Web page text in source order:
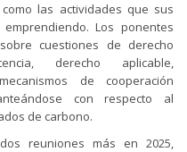
las actividades que sus
Los ponentes
cuestiones de derecho
derecho aplicable,
de cooperación
con respecto al
de carbono.
reuniones más en 2025,